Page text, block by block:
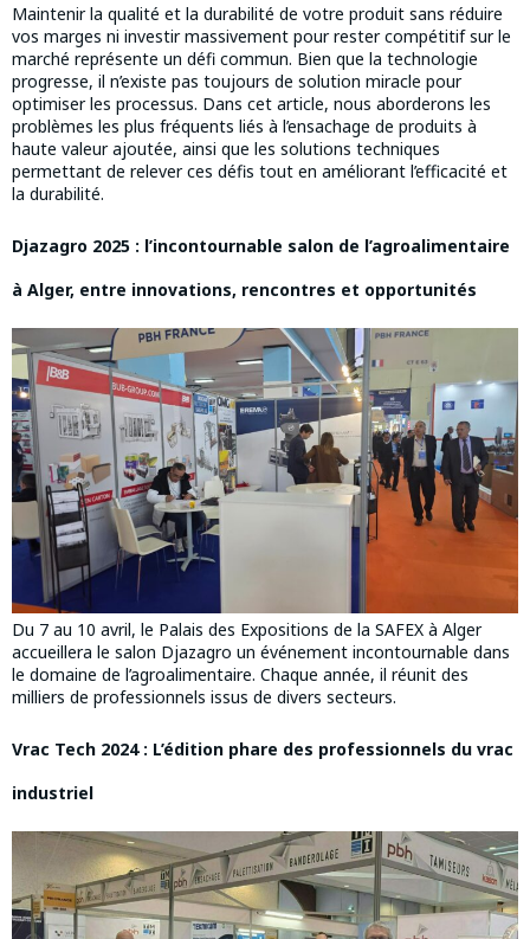
Maintenir la qualité et la durabilité de votre produit sans réduire
vos marges ni investir massivement pour rester compétitif sur le
marché représente un défi commun. Bien que la technologie
progresse, il n’existe pas toujours de solution miracle pour
optimiser les processus. Dans cet article, nous aborderons les
problèmes les plus fréquents liés à l’ensachage de produits à
haute valeur ajoutée, ainsi que les solutions techniques
permettant de relever ces défis tout en améliorant l’efficacité et
la durabilité.
Djazagro 2025 : l’incontournable salon de l’agroalimentaire
à Alger, entre innovations, rencontres et opportunités
Du 7 au 10 avril, le Palais des Expositions de la SAFEX à Alger
accueillera le salon Djazagro un événement incontournable dans
le domaine de l’agroalimentaire. Chaque année, il réunit des
milliers de professionnels issus de divers secteurs.
Vrac Tech 2024 : L’édition phare des professionnels du vrac
industriel